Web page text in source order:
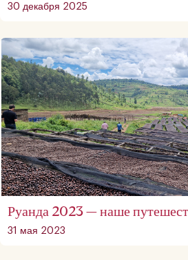
30 декабря 2025
Руанда 2023 — наше
31 мая 2023